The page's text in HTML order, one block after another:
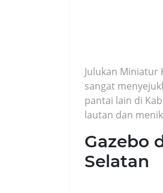
Julukan Miniatur
sangat
pantai lain di
lautan dan
Gazebo
Selatan